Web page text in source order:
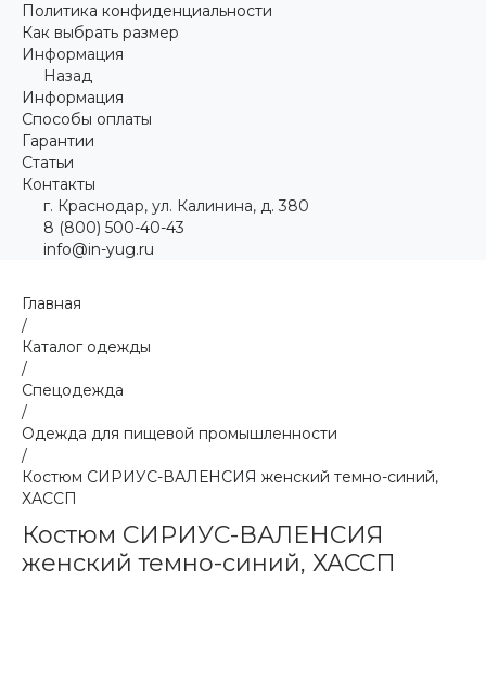
Политика конфиденциальности
Как выбрать размер
Информация
Назад
Информация
Способы оплаты
Гарантии
Статьи
Контакты
г. Краснодар, ул. Калинина, д. 380
8 (800) 500-40-43
info@in-yug.ru
Главная
/
Каталог одежды
/
Спецодежда
/
Одежда для пищевой промышленности
/
Костюм СИРИУС-ВАЛЕНСИЯ женский темно-синий,
ХАССП
Костюм СИРИУС-ВАЛЕНСИЯ
женский темно-синий, ХАССП